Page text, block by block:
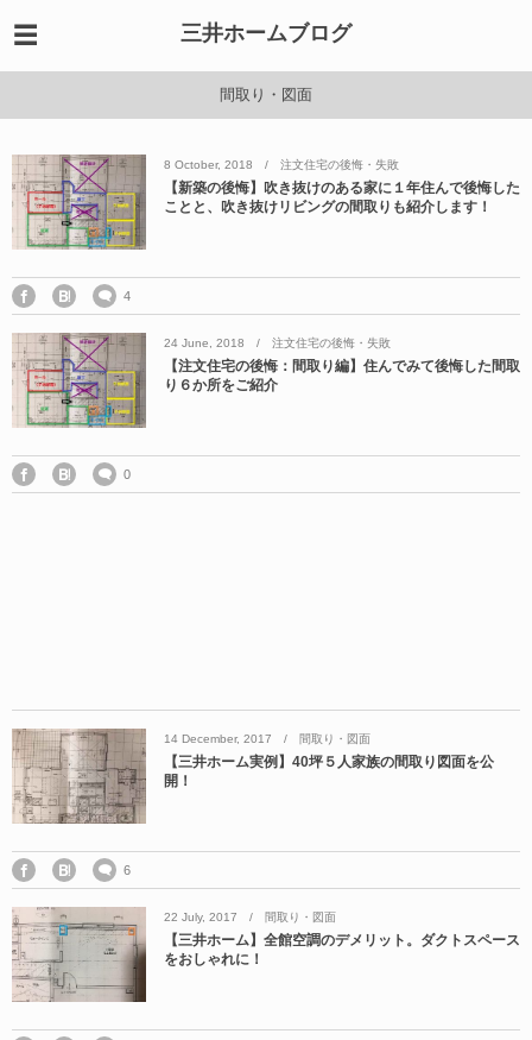
三井ホームブログ
間取り・図面
8 October, 2018 注文住宅の後悔・失敗
【新築の後悔】吹き抜けのある家に１年住んで後悔した
ことと、吹き抜けリビングの間取りも紹介します！
4
24 June 2018 注文住宅の後悔・失敗
【注文住宅の後悔：間取り編】住んでみて後悔した間取
り６か所をご紹介
0
14 December, 2017 間取り・図面
【三井ホーム実例】40坪５人家族の間取り図面を公
開！
6
22 July, 2017 間取り・図面
【三井ホーム】全館空調のデメリット。ダクトスペース
をおしゃれに！